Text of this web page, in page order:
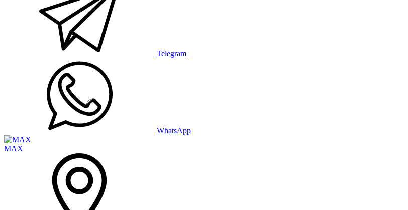
Telegram
WhatsApp
MAX